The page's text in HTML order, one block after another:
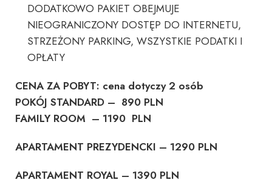
DODATKOWO PAKIET OBEJMUJE
NIEOGRANICZONY DOSTĘP DO INTERNETU,
STRZEŻONY PARKING, WSZYSTKIE PODATKI I
OPŁATY
CENA ZA POBYT: cena dotyczy 2 osób
POKÓJ STANDARD – 890 PLN
FAMILY ROOM – 1190 PLN
APARTAMENT PREZYDENCKI – 1290 PLN
APARTAMENT ROYAL – 1390 PLN